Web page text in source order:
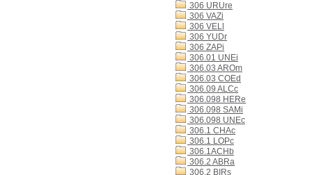
306 URUre
306 VAZi
306 VELl
306 YUDr
306 ZAPi
306.01 UNEi
306.03 AROm
306.03 COEd
306.09 ALCc
306.098 HERe
306.098 SAMi
306.098 UNEc
306.1 CHAc
306.1 LOPc
306.1ACHb
306.2 ABRa
306.2 BIRs